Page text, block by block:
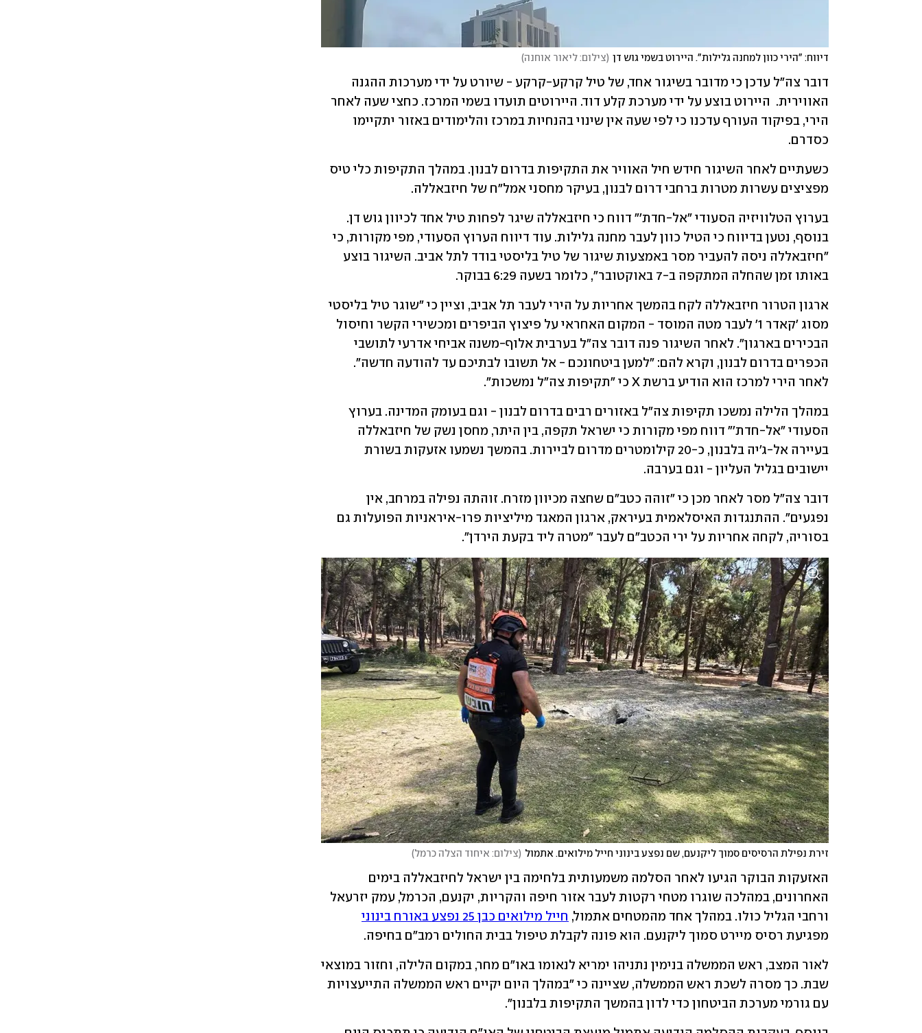
דיווח: "הירי כוון למחנה גלילות". היירוט בשמי גוש דן (צילום: ליאור אוחנה)
כסדרם.
מפציצים עשרות מטרות ברחבי דרום לבנון, בעיקר מחסני אמל"ח של חיזבאללה.
באותו זמן שהחלה המתקפה ב-7 באוקטובר", כלומר בשעה 6:29 בבוקר.
לאחר הירי למרכז הוא הודיע ברשת X כי "תקיפות צה"ל נמשכות".
יישובים בגליל העליון - וגם בערבה.
בסוריה, לקחה אחריות על ירי הכטב"ם לעבר "מטרה ליד בקעת הירדן".
זירת נפילת הרסיסים סמוך ליקנעם, שם נפצע בינוני חייל מילואים. אתמול (צילום: איחוד הצלה כרמל)
ורחבי הגליל כולו. במהלך אחד מהמטחים אתמול, חייל מילואים כבן 25 נפצע באורח בינוני
מפגיעת רסיס מיירט סמוך ליקנעם. הוא פונה לקבלת טיפול בבית החולים רמב"ם בחיפה.
עם גורמי מערכת הביטחון כדי לדון בהמשך התקיפות בלבנון".